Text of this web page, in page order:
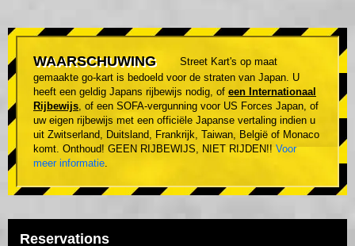
WAARSCHUWING
Street Kart's op maat
gemaakte go-kart is bedoeld voor de straten van Japan. U
heeft een geldig Japans rijbewijs nodig, of een Internationaal
Rijbewijs, of een SOFA-vergunning voor US Forces Japan, of
uw eigen rijbewijs met een officiële Japanse vertaling indien u
uit Zwitserland, Duitsland, Frankrijk, Taiwan, België of Monaco
komt. Onthoud! GEEN RIJBEWIJS, NIET RIJDEN!! Voor
meer informatie.
Reservations